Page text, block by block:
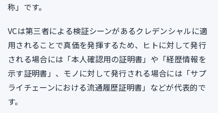
称」です。
VCは第三者による検証シーンがあるクレデンシャルに適
用されることで真価を発揮するため、ヒトに対して発行
される場合には「本人確認用の証明書」や「経歴情報を
示す証明書」、モノに対して発行される場合には「サプ
ライチェーンにおける流通履歴証明書」などが代表的で
す。